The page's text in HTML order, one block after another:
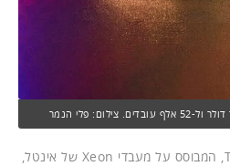
הפורטפוליו של ThinkSystem, המבוסס על מעבדי Xeon של אינטל,